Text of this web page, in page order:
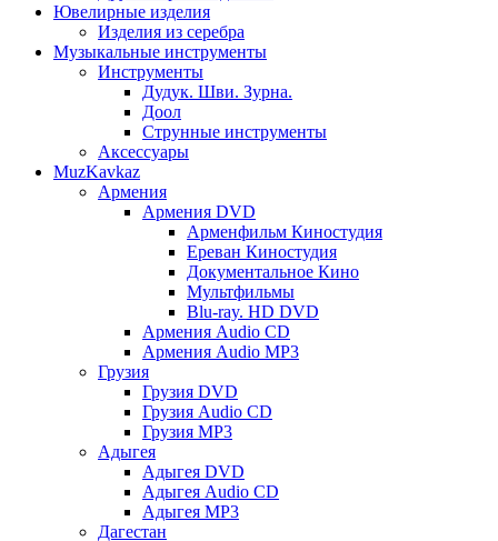
Ювелирные изделия
Изделия из серебра
Музыкальные инструменты
Инструменты
Дудук. Шви. Зурна.
Доол
Струнные инструменты
Аксессуары
MuzKavkaz
Армения
Армения DVD
Арменфильм Киностудия
Ереван Киностудия
Документальное Кино
Мультфильмы
Blu-ray. HD DVD
Армения Audio CD
Армения Audio MP3
Грузия
Грузия DVD
Грузия Audio CD
Грузия MP3
Адыгея
Адыгея DVD
Адыгея Audio CD
Адыгея MP3
Дагестан